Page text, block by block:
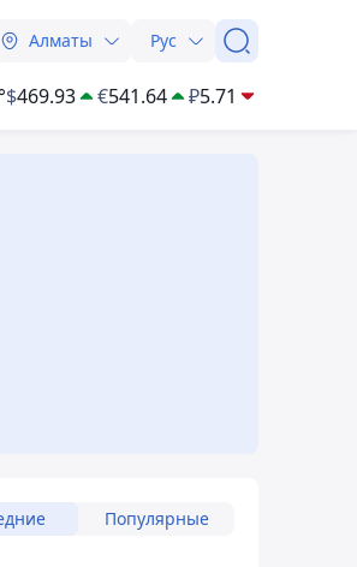
Алматы Рус
$469.93 €541.64 ₽5.71
Популярные